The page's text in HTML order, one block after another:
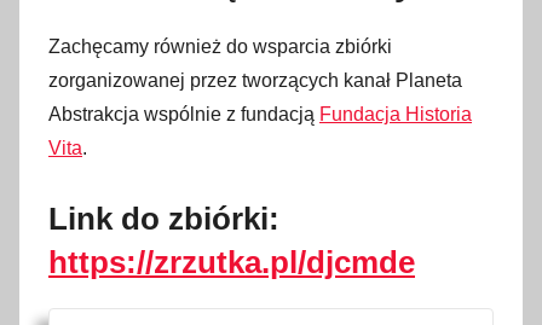
Zachęcamy również do wsparcia zbiórki
zorganizowanej przez tworzących kanał Planeta
Abstrakcja wspólnie z fundacją Fundacja Historia
Vita.
Link do zbiórki:
https://zrzutka.pl/djcmde